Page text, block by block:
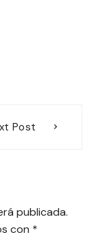
Post
publicada.
con *